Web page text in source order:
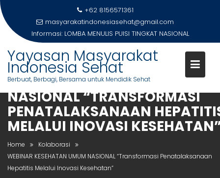
Skip
to
content
+62 8156571361
masyarakatindonesiasehat@gmail.com
Informasi: LOMBA MENULIS PUISI TINGKAT NASIONAL
Yayasan Masyarakat
Indonesia Sehat
Berbuat, Berbagi, Bersama untuk Mendidik Sehat
WEBINAR KESEHATAN UMUM
NASIONAL “TRANSFORMASI
PENATALAKSANAAN
MELALUI INOVASI
Home
Kolaborasi
WEBINAR KESEHATAN UMUM NASIONAL “Transformasi Penatalaksanaan
Hepatitis Melalui Inovasi Kesehatan”